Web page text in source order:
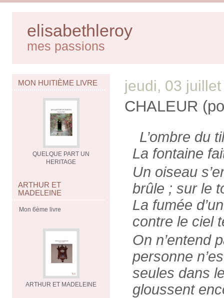
elisabethleroy
mes passions
MON HUITIÈME LIVRE
QUELQUE PART UN
HERITAGE
ARTHUR ET
MADELEINE
Mon 6ème livre
ARTHUR ET MADELEINE
jeudi, 03
CHALEUR
L’ombre du
La fontaine
Un oiseau
brûle ; sur le
La fumée
contre le ciel
On n’entend
personne
seules dans
gloussent